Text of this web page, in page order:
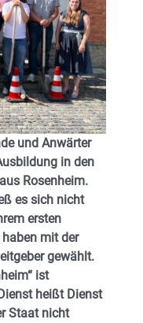
und Anwärter
in den
Rosenheim.
es sich nicht
ersten
mit der
gewählt.
ist
heißt Dienst
Staat nicht